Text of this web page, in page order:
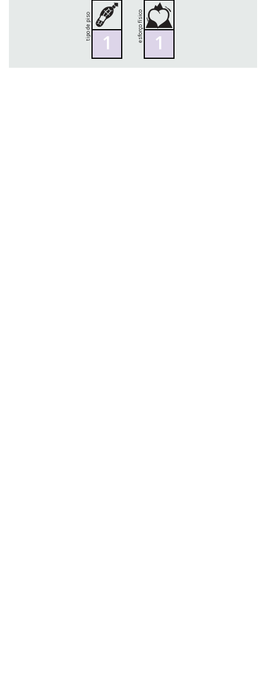
tipo de piso
1 esforço físico 1